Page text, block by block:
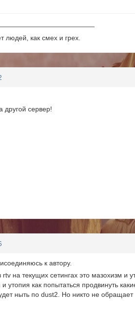
людей, как смех и грех.
другой сервер!
к автору.
на текущих сетингах это мазохизм и
утопия как попытаться продвинуть
ныть по dust2. Но никто не